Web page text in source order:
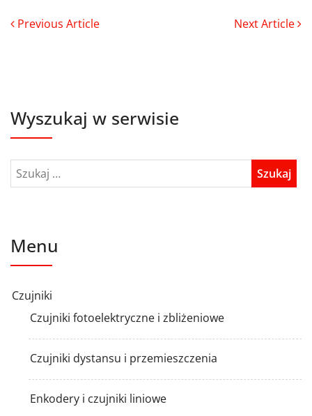
Previous Article Next Article
Wyszukaj w serwisie
Menu
Czujniki
Czujniki fotoelektryczne i zbliżeniowe
Czujniki dystansu i przemieszczenia
Enkodery i czujniki liniowe